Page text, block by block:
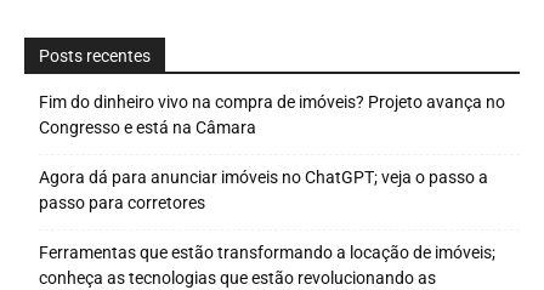
Posts recentes
Fim do dinheiro vivo na compra de imóveis? Projeto avança no
Congresso e está na Câmara
Agora dá para anunciar imóveis no ChatGPT; veja o passo a
passo para corretores
Ferramentas que estão transformando a locação de imóveis;
conheça as tecnologias que estão revolucionando as